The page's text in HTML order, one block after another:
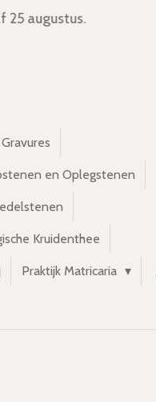
25 augustus.
en Oplegstenen
Kruidenthee
Praktijk Matricaria